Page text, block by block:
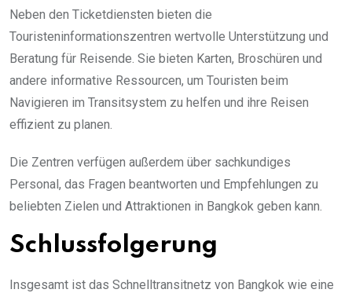
Neben den Ticketdiensten bieten die
Touristeninformationszentren wertvolle Unterstützung und
Beratung für Reisende. Sie bieten Karten, Broschüren und
andere informative Ressourcen, um Touristen beim
Navigieren im Transitsystem zu helfen und ihre Reisen
effizient zu planen.
Die Zentren verfügen außerdem über sachkundiges
Personal, das Fragen beantworten und Empfehlungen zu
beliebten Zielen und Attraktionen in Bangkok geben kann.
Schlussfolgerung
Insgesamt ist das Schnelltransitnetz von Bangkok wie eine